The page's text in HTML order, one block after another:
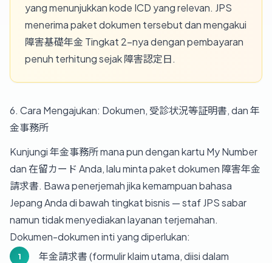
yang menunjukkan kode ICD yang relevan. JPS
menerima paket dokumen tersebut dan mengakui
障害基礎年金 Tingkat 2-nya dengan pembayaran
penuh terhitung sejak 障害認定日.
6. Cara Mengajukan: Dokumen, 受診状況等証明書, dan 年
金事務所
Kunjungi 年金事務所 mana pun dengan kartu My Number
dan 在留カード Anda, lalu minta paket dokumen 障害年金
請求書. Bawa penerjemah jika kemampuan bahasa
Jepang Anda di bawah tingkat bisnis — staf JPS sabar
namun tidak menyediakan layanan terjemahan.
Dokumen-dokumen inti yang diperlukan:
年金請求書 (formulir klaim utama, diisi dalam